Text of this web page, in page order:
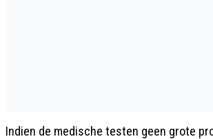
Indien de medische testen geen grote